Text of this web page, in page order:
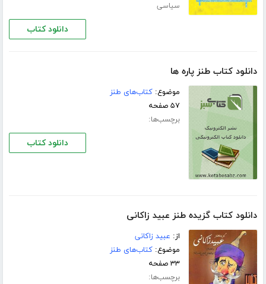
سیاسی
دانلود کتاب
دانلود کتاب طنز پاره ها
موضوع:کتاب‌های طنز
۵۷ صفحه
برچسب‌ها:
دانلود کتاب
دانلود کتاب گزیده طنز عبید زاکانی
از: عبید زاکانی
موضوع:کتاب‌های طنز
۳۳ صفحه
برچسب‌ها: